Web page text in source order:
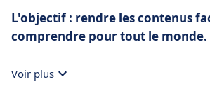
L'objectif : rendre les contenus
comprendre pour tout le monde.
Voir plus